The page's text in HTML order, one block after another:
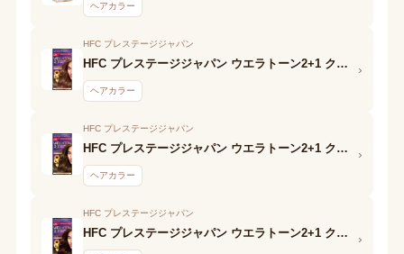
ヘアカラー
HFC プレステージジャパン
HFC プレステージジャパン ウエラトーン2+1 クリームタイプ(9G)A剤
ヘアカラー
›
HFC プレステージジャパン
HFC プレステージジャパン ウエラトーン2+1 クリームタイプ(7CL)A剤
ヘアカラー
›
HFC プレステージジャパン
HFC プレステージジャパン ウエラトーン2+1 クリームタイプ(6CL)A剤 ›